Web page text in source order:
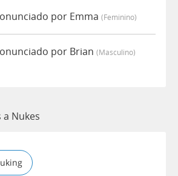
por Emma (feminino)
por Brian (masculino)
Nukes